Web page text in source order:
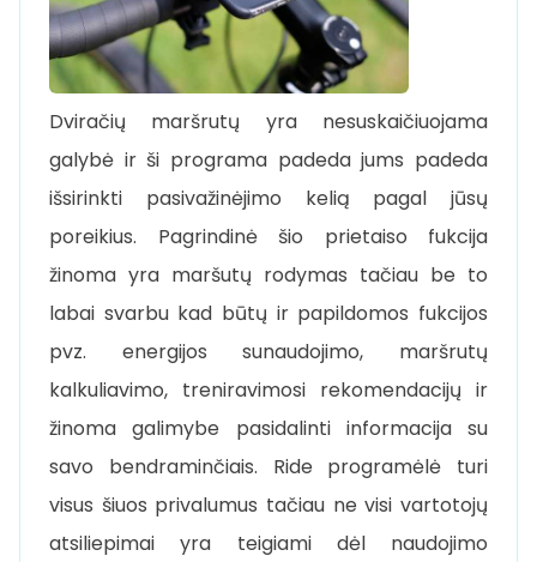
Dviračių maršrutų yra nesuskaičiuojama
galybė ir ši programa padeda jums padeda
išsirinkti pasivažinėjimo kelią pagal jūsų
poreikius. Pagrindinė šio prietaiso fukcija
žinoma yra maršutų rodymas tačiau be to
labai svarbu kad būtų ir papildomos fukcijos
pvz. energijos sunaudojimo, maršrutų
kalkuliavimo, treniravimosi rekomendacijų ir
žinoma galimybe pasidalinti informacija su
savo bendraminčiais. Ride programėlė turi
visus šiuos privalumus tačiau ne visi vartotojų
atsiliepimai yra teigiami dėl naudojimo